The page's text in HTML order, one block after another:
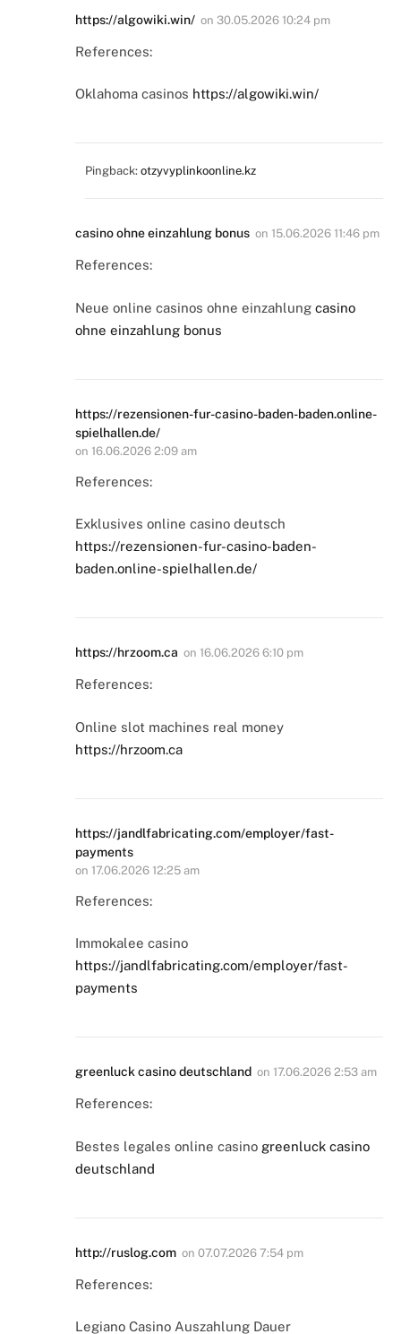
https://algowiki.win/ on 30.05.2026 10:24 pm
References:
Oklahoma casinos https://algowiki.win/
Pingback: otzyvyplinkoonline.kz
casino ohne einzahlung bonus on 15.06.2026 11:46 pm
References:
Neue online casinos ohne einzahlung casino
ohne einzahlung bonus
https://rezensionen-fur-casino-baden-baden.online-
spielhallen.de/
on 16.06.2026 2:09 am
References:
Exklusives online casino deutsch
https://rezensionen-fur-casino-baden-
baden.online-spielhallen.de/
https://hrzoom.ca on 16.06.2026 6:10 pm
References:
Online slot machines real money
https://hrzoom.ca
https://jandlfabricating.com/employer/fast-
payments
on 17.06.2026 12:25 am
References:
Immokalee casino
https://jandlfabricating.com/employer/fast-
payments
greenluck casino deutschland on 17.06.2026 2:53 am
References:
Bestes legales online casino greenluck casino
deutschland
http://ruslog.com on 07.07.2026 7:54 pm
References:
Legiano Casino Auszahlung Dauer